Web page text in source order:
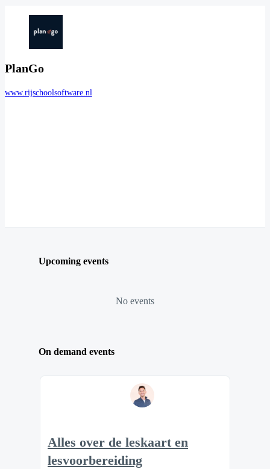
PlanGo
www.rijschoolsoftware.nl
Upcoming events
No events
On demand events
Alles over de leskaart en
lesvoorbereiding